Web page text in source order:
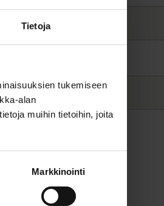
Tietoja
tukemiseen
alan
muihin tietoihin, joita
Markkinointi